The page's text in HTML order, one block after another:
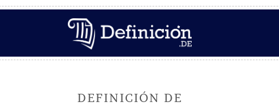
DEFINICIÓN DE